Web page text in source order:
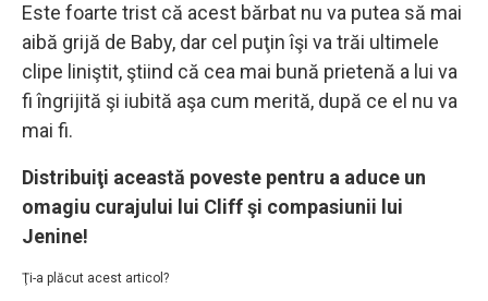
Este foarte trist că acest bărbat nu va putea să mai
aibă grijă de Baby, dar cel puţin îşi va trăi ultimele
clipe liniştit, ştiind că cea mai bună prietenă a lui va
fi îngrijită şi iubită aşa cum merită, după ce el nu va
mai fi.
Distribuiţi această poveste pentru a aduce un
omagiu curajului lui Cliff şi compasiunii lui
Jenine!
Ţi-a plăcut acest articol?